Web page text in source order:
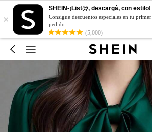
×
SHEIN-¡List@, descargá, con estilo!
Consigue descuentos especiales en tu primer
pedido
(5,000)